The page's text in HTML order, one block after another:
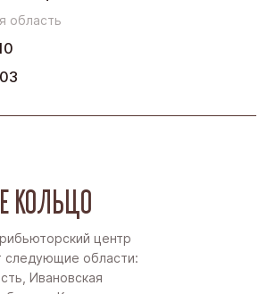
область
КОЛЬЦО
центр
следующие области:
Ивановская